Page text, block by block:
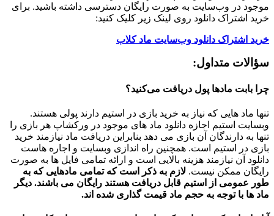
موجود در وب‌سایت به صورت رایگان دسترسی داشته باشید. برای
خرید اشتراک دانلود روی لینک زیر کلیک کنید:
خرید اشتراک دانلود وب‌سایت ماد کلاب
سؤالات متداول:
چرا بابت مادها پول دریافت می‌کنید؟
تنها ماد هایی که نیاز به خرید بازی در استیم دارند پولی هستند.
وبسایت استیم اجازه دانلود ماد های موجود در ورکشاپ هر بازی را
تنها به دارندگان آن بازی می دهد بنابراین دریافت ماد نیازمند خرید
بازی در استیم است. همچنین راه اندازی وبسایت و اجاره هاست
دانلود آن نیازمند هزینه بالایی است و ارائه تمامی فایل ها به صورت
رایگان ممکن نیست. لازم به ذکر است که تمامی مادهایی که به
طور عمومی از استیم قابل دریافت هستند رایگان می باشند. دیگر
ماد ها با توجه به حجم ماد قیمت گذاری شده اند.